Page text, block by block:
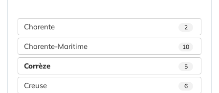
Charente 2
Charente-Maritime 10
Corrèze 5
Creuse 6